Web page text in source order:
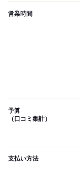
営業時間
予算
（口コミ集計）
支払い方法